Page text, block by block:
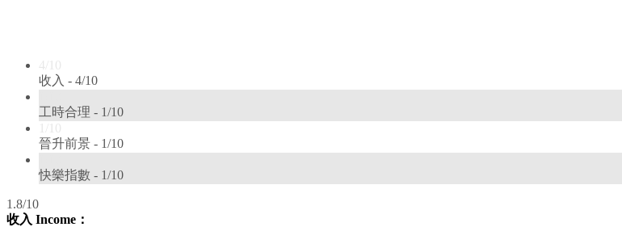
4/10
收入 - 4/10
工時合理 - 1/10
1/10
晉升前景 - 1/10
快樂指數 - 1/10
1.8/10
收入 Income：